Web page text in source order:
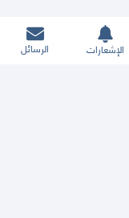
الإشعارات الرسائل